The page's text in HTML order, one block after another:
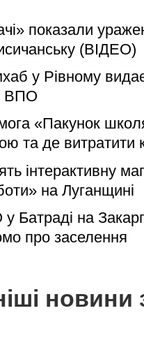
показали
(ВІДЕО)
у Рівному
ВПО
«Пакунок
та де витратити
інтерактивну
на Луганщині
Батраді на
про заселення
новини